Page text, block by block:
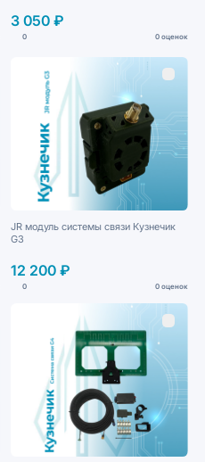
3 050 ₽
0 0 оценок
JR модуль системы связи Кузнечик
G3
12 200 ₽
0 0 оценок